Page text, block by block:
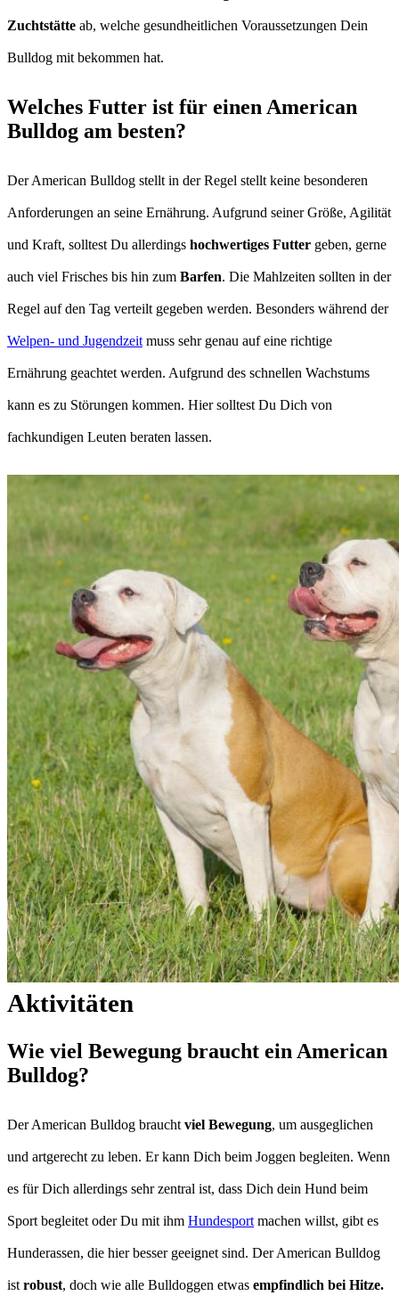
Zuchtstätte ab, welche gesundheitlichen Voraussetzungen Dein
Bulldog mit bekommen hat.
Welches Futter ist für einen American
Bulldog am besten?
Der American Bulldog stellt in der Regel stellt keine besonderen
Anforderungen an seine Ernährung. Aufgrund seiner Größe, Agilität
und Kraft, solltest Du allerdings hochwertiges Futter geben, gerne
auch viel Frisches bis hin zum Barfen. Die Mahlzeiten sollten in der
Regel auf den Tag verteilt gegeben werden. Besonders während der
Welpen- und Jugendzeit muss sehr genau auf eine richtige
Ernährung geachtet werden. Aufgrund des schnellen Wachstums
kann es zu Störungen kommen. Hier solltest Du Dich von
fachkundigen Leuten beraten lassen.
Aktivitäten
Wie viel Bewegung braucht ein American
Bulldog?
Der American Bulldog braucht viel Bewegung, um ausgeglichen
und artgerecht zu leben. Er kann Dich beim Joggen begleiten. Wenn
es für Dich allerdings sehr zentral ist, dass Dich dein Hund beim
Sport begleitet oder Du mit ihm Hundesport machen willst, gibt es
Hunderassen, die hier besser geeignet sind. Der American Bulldog
ist robust, doch wie alle Bulldoggen etwas empfindlich bei Hitze.